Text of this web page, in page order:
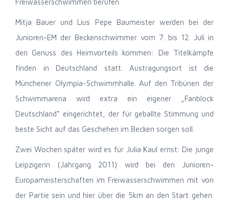
Freiwasserschwimmen berufen.
Mitja Bauer und Lius Pepe Baumeister werden bei der
Junioren-EM der Beckenschwimmer vom 7. bis 12. Juli in
den Genuss des Heimvorteils kommen: Die Titelkämpfe
finden in Deutschland statt. Austragungsort ist die
Münchener Olympia-Schwimmhalle. Auf den Tribünen der
Schwimmarena wird extra ein eigener „Fanblock
Deutschland“ eingerichtet, der für geballte Stimmung und
beste Sicht auf das Geschehen im Becken sorgen soll.
Zwei Wochen später wird es für Julia Kaul ernst: Die junge
Leipzigerin (Jahrgang 2011) wird bei den Junioren-
Europameisterschaften im Freiwasserschwimmen mit von
der Partie sein und hier über die 5km an den Start gehen.